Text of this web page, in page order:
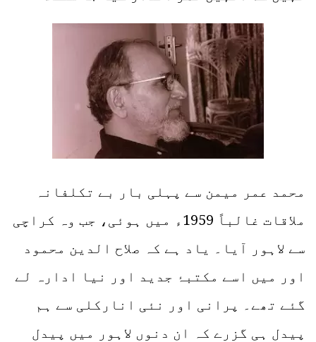
محمد عمر میمن سے پہلی بار بے تکلفانہ
ملاقات غالباً 1959ء میں ہوئی، جب وہ کراچی
سے لاہور آیا۔ یاد ہے کہ صلاح الدین محمود
اور میں اسے مکتبۂ جدید اور نیا ادارہ لے
گئے تھے۔ پرانی اور نئی انارکلی سے ہم
پیدل ہی گزرے کہ ان دنوں لاہور میں پیدل